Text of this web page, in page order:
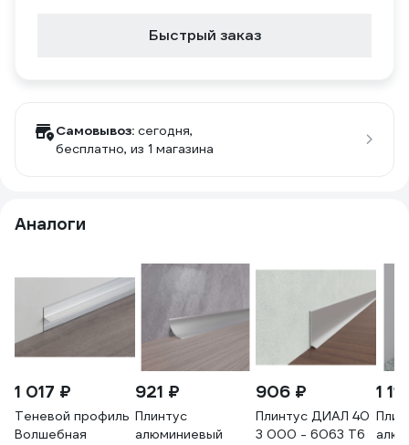
Быстрый заказ
Самовывоз: сегодня,
бесплатно, из 1 магазина
Аналоги
1 017 ₽
Теневой профиль
Волшебная
921 ₽
Плинтус
алюминиевый
906 ₽
Плинтус ДИАЛ 40
3 000 - 6063 Т6
1